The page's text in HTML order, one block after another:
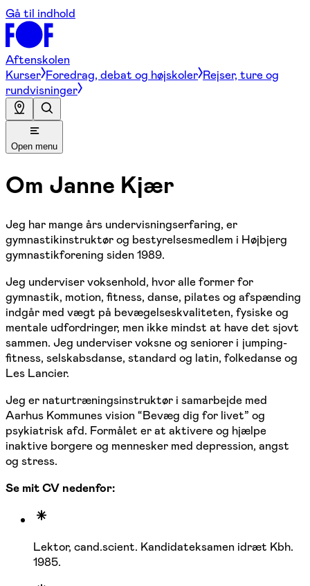
Gå til indhold
Aftenskolen
Kurser Foredrag, debat og højskoler Rejser, ture og
rundvisninger
Open menu
Om Janne Kjær
Jeg har mange års undervisningserfaring, er
gymnastikinstruktør og bestyrelsesmedlem i Højbjerg
gymnastikforening siden 1989.
Jeg underviser voksenhold, hvor alle former for
gymnastik, motion, fitness, danse, pilates og afspænding
indgår med vægt på bevægelseskvaliteten, fysiske og
mentale udfordringer, men ikke mindst at have det sjovt
sammen. Jeg underviser voksne og seniorer i jumping-
fitness, selskabsdanse, standard og latin, folkedanse og
Les Lancier.
Jeg er naturtræningsinstruktør i samarbejde med
Aarhus Kommunes vision “Bevæg dig for livet” og
psykiatrisk afd. Formålet er at aktivere og hjælpe
inaktive borgere og mennesker med depression, angst
og stress.
Se mit CV nedenfor:
Lektor, cand.scient. Kandidateksamen idræt Kbh.
1985.